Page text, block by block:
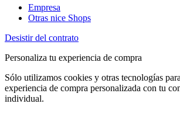
Empresa
Otras nice Shops
Desistir del contrato
Personaliza tu experiencia de compra
Sólo utilizamos cookies y otras tecnologías
experiencia de compra personalizada con tu
individual.